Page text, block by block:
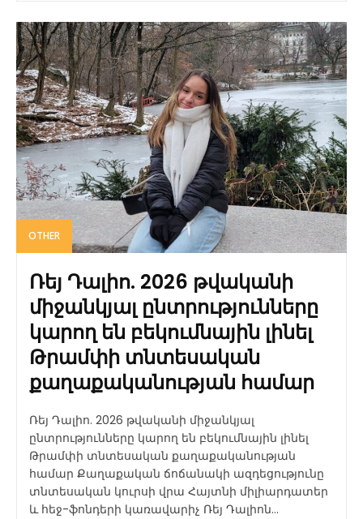
OTHER
Ռեյ Դալիո. 2026 թվականի
միջանկյալ ընտրությունները
կարող են բեկումնային լինել
Թրամփի տնտեսական
քաղաքականության համար
Ռեյ Դալիո. 2026 թվականի միջանկյալ
ընտրությունները կարող են բեկումնային լինել
Թրամփի տնտեսական քաղաքականության
համար Քաղաքական ճոճանակի ազդեցությունը
տնտեսական կուրսի վրա Հայտնի միլիարդատեր
և հեջ-ֆոնդերի կառավարիչ Ռեյ Դալիոն...